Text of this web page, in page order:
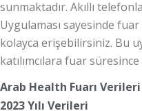
sunmaktadır. Akıllı
Uygulaması sayesinde
kolayca erişebilirsiniz. Bu
katılımcılara fuar
Arab Health Fuarı Verileri
2023 Yılı Verileri